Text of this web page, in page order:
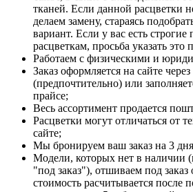
тканей. Если данной расцветки
делаем замену, стараясь
вариант. Если у вас есть
расцветкам, просьба указать это
Работаем с физическими и
Заказ оформляется на сайте
(предпочтительно) или
прайсе;
Весь ассортимент продается
Расцветки могут отличаться от
сайте;
Мы бронируем ваш заказ на 3
Модели, которых нет в наличии
"под заказ"), отшиваем под
стоимость расчитывается после